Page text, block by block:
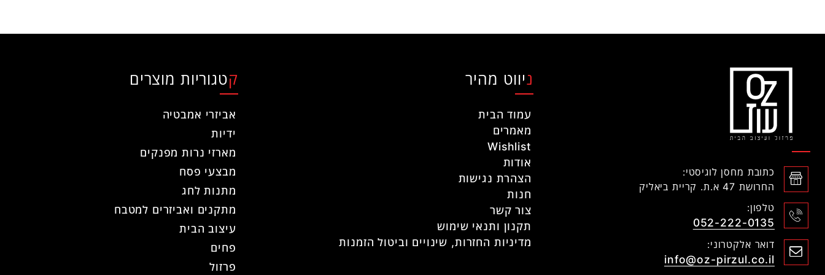
כתובת מחסן לוגיסטי:
החרושת 47 א.ת. קריית ביאליק
טלפון:
052-222-0135
דואר אלקטרוני:
info@oz-pirzul.co.il
ניווט מהיר
עמוד הבית
מאמרים
Wishlist
אודות
הצהרת נגישות
חנות
צור קשר
תקנון ותנאי שימוש
מדיניות החזרות, שינויים וביטול הזמנות
קטגוריות מוצרים
אביזרי אמבטיה
ידיות
מארזי נרות מפנקים
מבצעי פסח
מתנות לחג
מתקנים ואביזרים למטבח
עיצוב הבית
פחים
פרזול